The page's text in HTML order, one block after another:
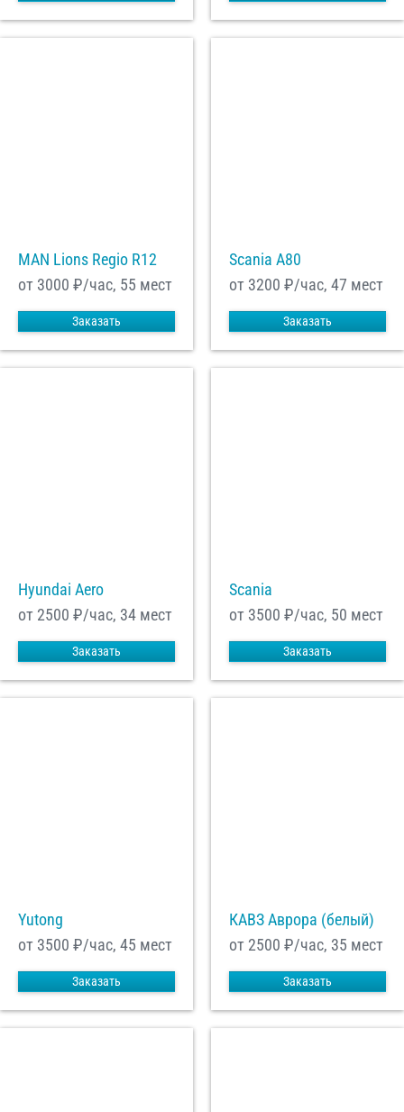
MAN Lions Regio R12
от 3000 ₽/час, 55 мест
Заказать
Scania A80
от 3200 ₽/час, 47 мест
Заказать
Hyundai Aero
от 2500 ₽/час, 34 мест
Заказать
Scania
от 3500 ₽/час, 50 мест
Заказать
Yutong
от 3500 ₽/час, 45 мест
Заказать
КАВЗ Аврора (белый)
от 2500 ₽/час, 35 мест
Заказать